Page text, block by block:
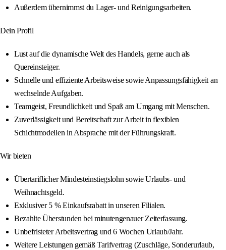
Außerdem übernimmst du Lager- und Reinigungsarbeiten.
Dein Profil
Lust auf die dynamische Welt des Handels, gerne auch als
Quereinsteiger.
Schnelle und effiziente Arbeitsweise sowie Anpassungsfähigkeit an
wechselnde Aufgaben.
Teamgeist, Freundlichkeit und Spaß am Umgang mit Menschen.
Zuverlässigkeit und Bereitschaft zur Arbeit in flexiblen
Schichtmodellen in Absprache mit der Führungskraft.
Wir bieten
Übertariflicher Mindesteinstiegslohn sowie Urlaubs- und
Weihnachtsgeld.
Exklusiver 5 % Einkaufsrabatt in unseren Filialen.
Bezahlte Überstunden bei minutengenauer Zeiterfassung.
Unbefristeter Arbeitsvertrag und 6 Wochen Urlaub/Jahr.
Weitere Leistungen gemäß Tarifvertrag (Zuschläge, Sonderurlaub,